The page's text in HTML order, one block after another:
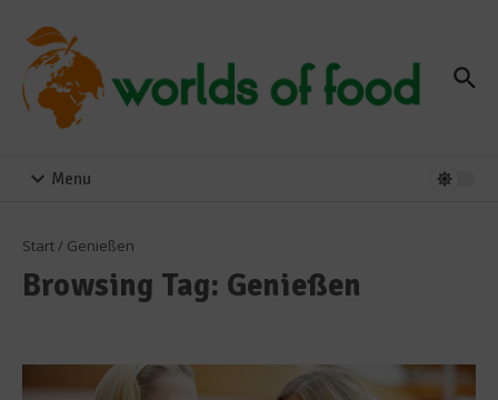
Menu
Start/ Genießen
Browsing Tag: Genießen